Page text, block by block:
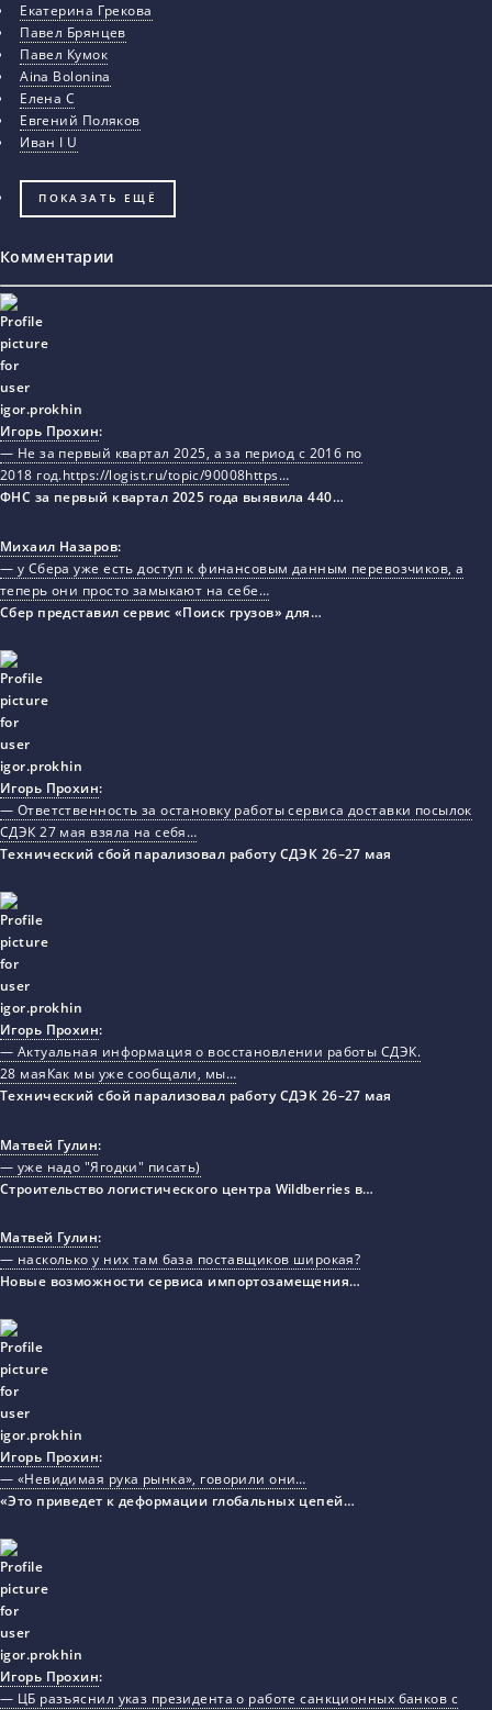
Екатерина Грекова
Павел Брянцев
Павел Кумок
Aina Bolonina
Елена С
Евгений Поляков
Иван I U
ПОКАЗАТЬ ЕЩЁ
Комментарии
Игорь Прохин:
— Не за первый квартал 2025, а за период с 2016 по
2018 год.https://logist.ru/topic/90008https…
ФНС за первый квартал 2025 года выявила 440…
Михаил Назаров:
— у Сбера уже есть доступ к финансовым данным перевозчиков, а
теперь они просто замыкают на себе…
Сбер представил сервис «Поиск грузов» для…
Игорь Прохин:
— Ответственность за остановку работы сервиса доставки посылок
СДЭК 27 мая взяла на себя…
Технический сбой парализовал работу СДЭК 26–27 мая
Игорь Прохин:
— Актуальная информация о восстановлении работы СДЭК.
28 маяКак мы уже сообщали, мы…
Технический сбой парализовал работу СДЭК 26–27 мая
Матвей Гулин:
— уже надо "Ягодки" писать)
Строительство логистического центра Wildberries в…
Матвей Гулин:
— насколько у них там база поставщиков широкая?
Новые возможности сервиса импортозамещения…
Игорь Прохин:
— «Невидимая рука рынка», говорили они…
«Это приведет к деформации глобальных цепей…
Игорь Прохин:
— ЦБ разъяснил указ президента о работе санкционных банков с